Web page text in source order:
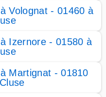
Volognat - 01460 à
Izernore - 01580 à
Martignat - 01810